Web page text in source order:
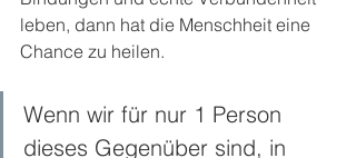
leben, dann hat die Menschheit eine
Chance zu heilen.
Wenn wir für nur 1 Person
dieses Gegenüber sind, in